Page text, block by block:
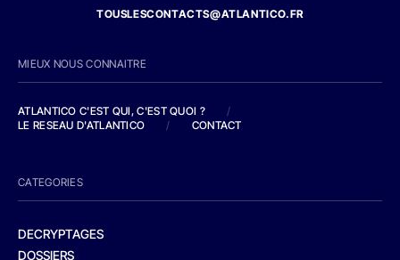
TOUSLESCONTACTS@ATLANTICO.FR
MIEUX NOUS CONNAITRE
ATLANTICO C'EST QUI, C'EST QUOI ?
/
LE RESEAU D'ATLANTICO
/ CONTACT
CATEGORIES
DECRYPTAGES
DOSSIERS